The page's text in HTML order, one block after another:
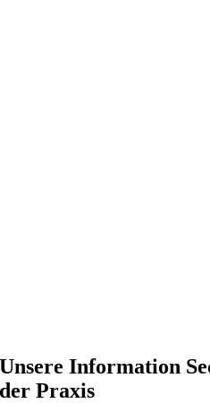
Unsere Information
der Praxis